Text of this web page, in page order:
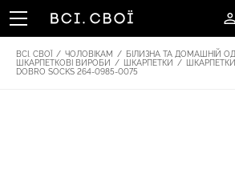
ВСІ. СВОЇ / ЧОЛОВІКАМ / БІЛИЗНА ТА ДОМАШНІЙ
ШКАРПЕТКОВІ ВИРОБИ
/ ШКАРПЕТКИ /
DOBRO SOCKS 264-0985-0075